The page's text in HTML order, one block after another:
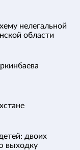
нелегальной
области
двоих
выходку